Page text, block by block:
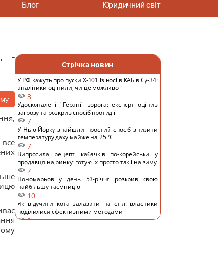
Блог Юридичний світ
-
все
Стрічка новин
У РФ кажуть про пуски Х-101 із носіїв КАБів Су-34:
аналітики оцінили, чи це можливо
3
Удосконалені "Герані" ворога: експерт оцінив
загрозу та розкрив спосіб протидії
7
У Нью-Йорку знайшли простий спосіб знизити
температуру даху майже на 25 °C
7
Випросила рецепт кабачків по-корейськи у
продавця на ринку: готую їх просто так і на зиму
7
Пономарьов у день 53-річчя розкрив свою
найбільшу таємницю
10
Як відучити кота залазити на стіл: власники
поділилися ефективними методами
9